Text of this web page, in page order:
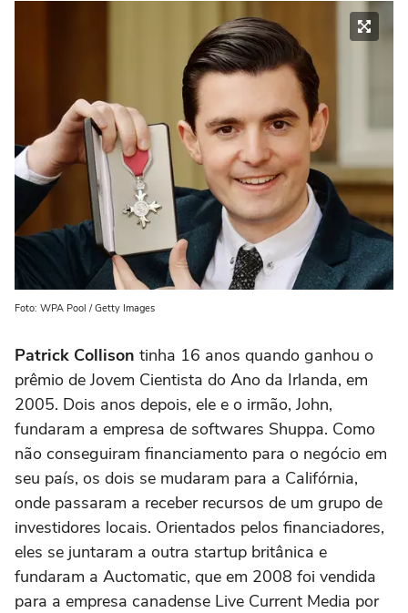
Foto: WPA Pool / Getty Images
Patrick Collison tinha 16 anos quando ganhou o
prêmio de Jovem Cientista do Ano da Irlanda, em
2005. Dois anos depois, ele e o irmão, John,
fundaram a empresa de softwares Shuppa. Como
não conseguiram financiamento para o negócio em
seu país, os dois se mudaram para a Califórnia,
onde passaram a receber recursos de um grupo de
investidores locais. Orientados pelos financiadores,
eles se juntaram a outra startup britânica e
fundaram a Auctomatic, que em 2008 foi vendida
para a empresa canadense Live Current Media por